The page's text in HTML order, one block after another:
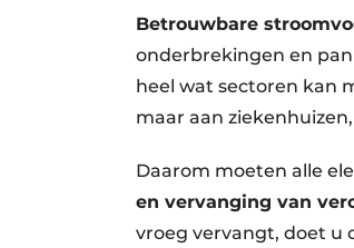
Betrouwbare
onderbrekingen en
heel wat sectoren kan
maar aan
Daarom moeten alle
en vervanging van
vroeg vervangt, doet u